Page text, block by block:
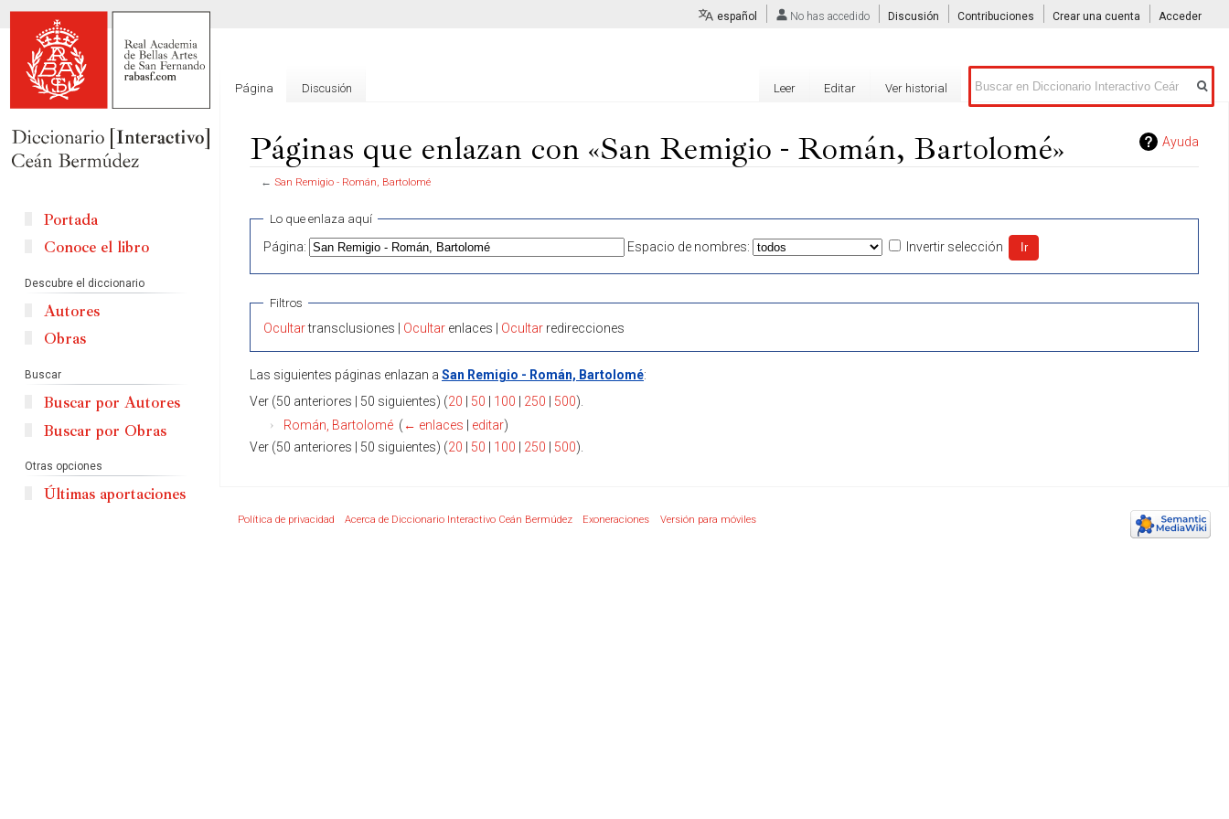
Ayuda
Páginas que enlazan con «San Remigio - Román, Bartolomé»
← San Remigio - Román, Bartolomé
navegación
búsqueda
Lo que enlaza aquí
Página: Espacio de nombres: Invertir selección
Filtros
Ocultartransclusiones | Ocultar enlaces | Ocultar redirecciones
Las siguientes páginas enlazan a San Remigio - Román, Bartolomé:
Ver (50 anteriores | 50 siguientes) (20 50 100 250 500).
Román, Bartolomé ( ← enlaces editar)
Ver (50 anteriores | 50 siguientes) (20 50 100 250 500).
español No has accedido Discusión Contribuciones Crear una cuenta Acceder
Página Discusión Leer Editar Ver historial
Buscar
Portada
Conoce el libro
Descubre el diccionario
Autores
Obras
Buscar
Buscar por Autores
Buscar por Obras
Otras opciones
Últimas aportaciones
Política de privacidad Acerca de Diccionario Interactivo Ceán Bermúdez Exoneraciones Versión para móviles